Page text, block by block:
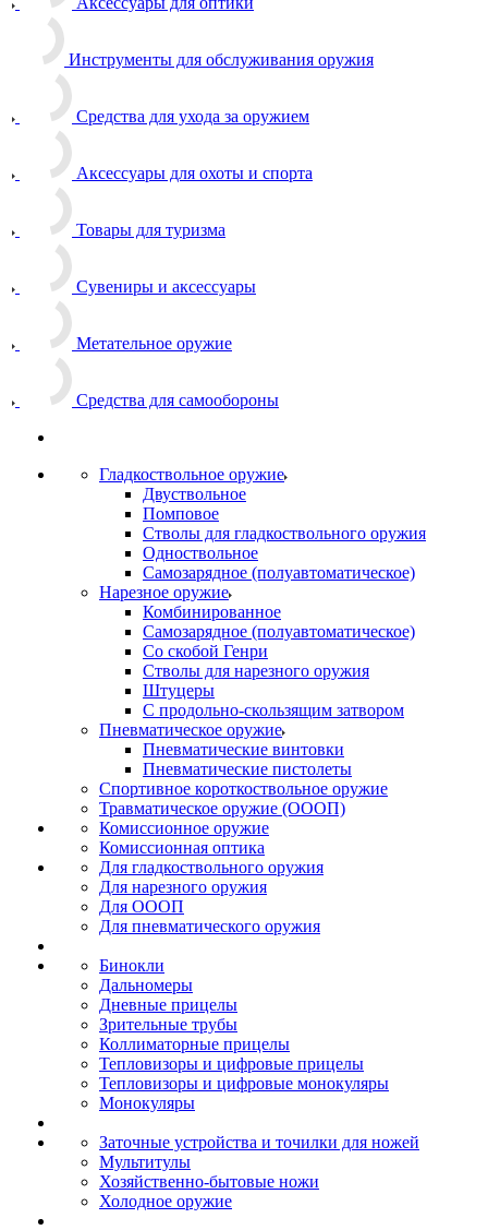
Инструменты для обслуживания оружия
Средства для ухода за оружием
Аксессуары для охоты и спорта
Товары для туризма
Сувениры и аксессуары
Метательное оружие
Средства для самообороны
Гладкоствольное оружие
Двуствольное
Помповое
Стволы для гладкоствольного оружия
Одноствольное
Самозарядное (полуавтоматическое)
Нарезное оружие
Комбинированное
Самозарядное (полуавтоматическое)
Со скобой Генри
Стволы для нарезного оружия
Штуцеры
С продольно-скользящим затвором
Пневматическое оружие
Пневматические винтовки
Пневматические пистолеты
Спортивное короткоствольное оружие
Травматическое оружие (ОООП)
Комиссионное оружие
Комиссионная оптика
Для гладкоствольного оружия
Для нарезного оружия
Для ОООП
Для пневматического оружия
Бинокли
Дальномеры
Дневные прицелы
Зрительные трубы
Коллиматорные прицелы
Тепловизоры и цифровые прицелы
Тепловизоры и цифровые монокуляры
Монокуляры
Заточные устройства и точилки для ножей
Мультитулы
Хозяйственно-бытовые ножи
Холодное оружие